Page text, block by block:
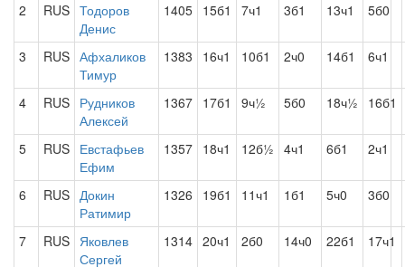
2 RUS Тодоров
Денис
1405 15б1 7ч1 3б1 13ч1 5б0
3 RUS Афхаликов
Тимур
1383 16ч1 10б1 2ч0 14б1 6ч1
4 RUS Рудников
Алексей
1367 17б1 9ч½ 5б0 18ч½ 16б1
5 RUS Евстафьев
Ефим
1357 18ч1 12б½ 4ч1 6б1 2ч1
6 RUS Докин
Ратимир
1326 19б1 11ч1 1б1 5ч0 3б0
7 RUS Яковлев
Сергей
1314 20ч1 2б0 14ч0 22б1 17ч1